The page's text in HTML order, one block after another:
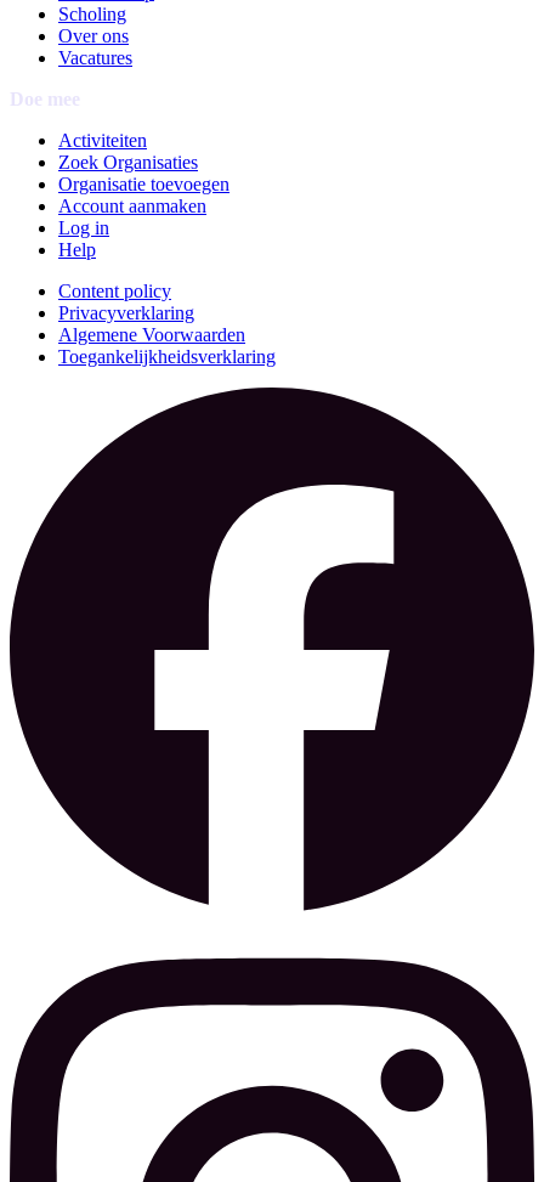
Scholing
Over ons
Vacatures
Doe mee
Activiteiten
Zoek Organisaties
Organisatie toevoegen
Account aanmaken
Log in
Help
Content policy
Privacyverklaring
Algemene Voorwaarden
Toegankelijkheidsverklaring